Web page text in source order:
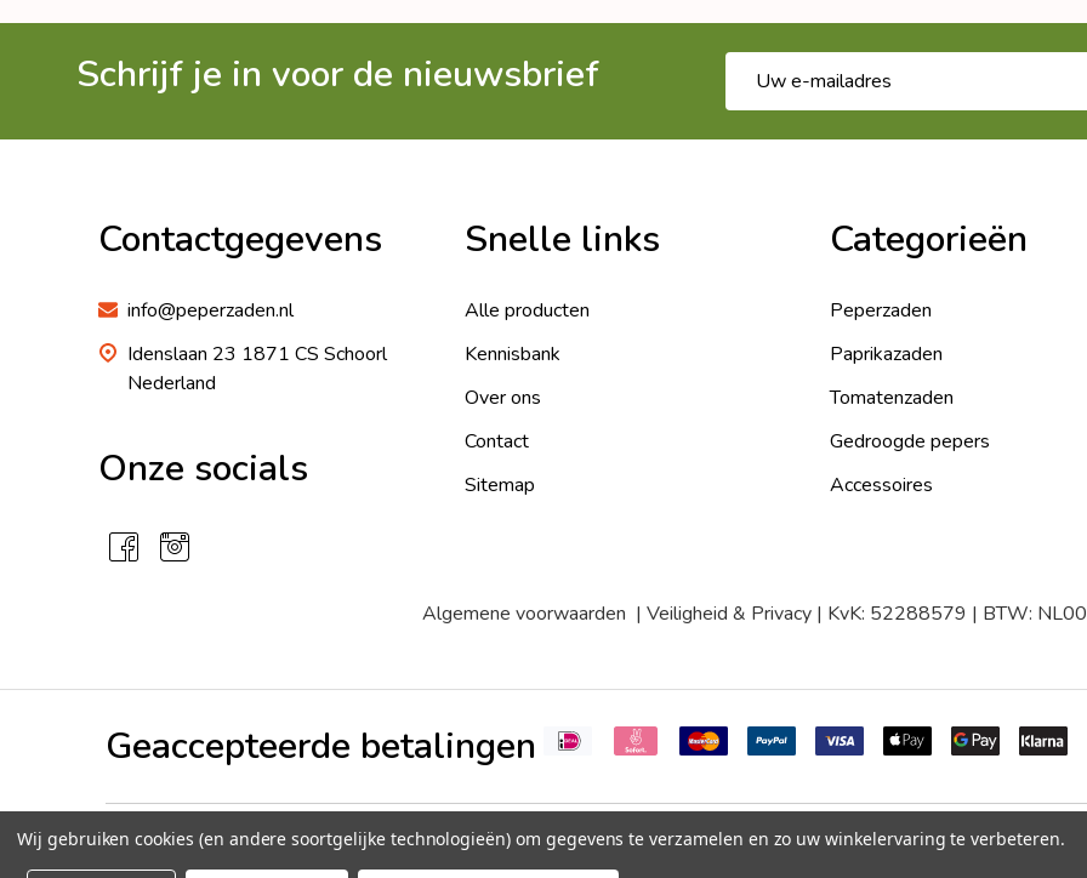
Schrijf je in voor de nieuwsbrief
mailadres
Contactgegevens
info@peperzaden.nl
Idenslaan 23 1871 CS Schoorl
Nederland
Onze socials
Snelle links
Alle producten
Kennisbank
Over ons
Contact
Sitemap
Categorieën
Peperzaden
Paprikazaden
Tomatenzaden
Gedroogde pepers
Accessoires
Algemene voorwaarden | Veiligheid & Privacy| KvK: 52288579 | BTW:
Geaccepteerde betalingen
©2026Peperzaden.nl
Wij gebruiken cookies (en andere soortgelijke technologieën) om gegevens te verzamelen en zo uw winkelervaring te verbeteren.